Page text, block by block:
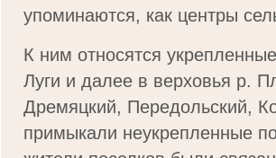
упоминаются, как центры
К ним относятся
Луги и далее в верхо­вья р.
Дремяцкий, Передольский,
примыкали неукрепленные